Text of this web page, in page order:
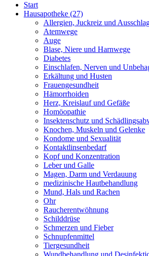
Start
Hausapotheke (27)
Allergien, Juckreiz und
Atemwege
Auge
Blase, Niere und Harnwege
Diabetes
Einschlafen, Nerven und
Erkältung und Husten
Frauengesundheit
Hämorrhoiden
Herz, Kreislauf und Gefäße
Homöopathie
Insektenschutz und
Knochen, Muskeln und Gelenke
Kondome und Sexualität
Kontaktlinsenbedarf
Kopf und Konzentration
Leber und Galle
Magen, Darm und Verdauung
medizinische Hautbehandlung
Mund, Hals und Rachen
Ohr
Raucherentwöhnung
Schilddrüse
Schmerzen und Fieber
Schnupfenmittel
Tiergesundheit